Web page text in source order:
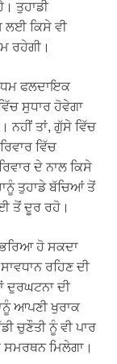
ਤੁਹਾਡੀ
ਲਈ ਕਿਸੇ ਵੀ
ਰਹੇਗੀ।
ਫਲਦਾਇਕ
ਸੁਧਾਰ ਹੋਵੇਗਾ
ਨਹੀਂ ਤਾਂ, ਗੁੱਸੇ ਵਿੱਚ
ਵਿੱਚ
ਦੇ ਨਾਲ ਕਿਸੇ
ਤੁਹਾਡੇ ਬੱਚਿਆਂ ਤੋਂ
ਤੋਂ ਦੂਰ ਰਹੋ।
ਹੋ ਸਕਦਾ
ਰਹਿਣ ਦੀ
ਦੁਰਘਟਨਾ ਦੀ
ਆਪਣੀ ਖੁਰਾਕ
ਚੁਣੌਤੀ ਨੂੰ ਵੀ ਪਾਰ
ਸਮਰਥਨ ਮਿਲੇਗਾ।